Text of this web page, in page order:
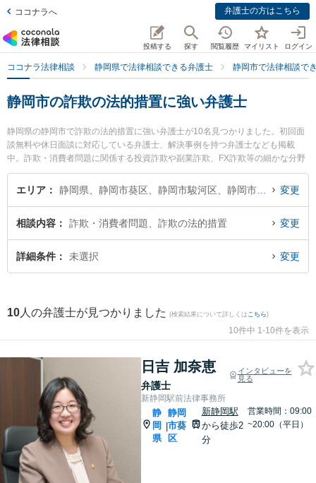
ココナラへ 弁護士の方はこちら
投稿する 探す 閲覧履歴 マイリスト ログイン
ココナラ法律相談 静岡県で法律相談できる弁護士 静岡市で法律相談で
静岡市の詐欺の法的措置に強い弁護士
静岡県の静岡市で詐欺の法的措置に強い弁護士が10名見つかりました。初回面
談無料や休日面談に対応している弁護士、解決事例を持つ弁護士なども掲載
中。詐欺・消費者問題に関係する投資詐欺や副業詐欺、FX詐欺等の細かな分野
での絞り込み検索もでき便利です。特に新静岡駅前法律事務所の日吉 加奈恵弁
護士や弁護士法人市民の森静岡第一法律事務所の西澤 美和子弁護士、静岡刑事
的措置のトラブルを今すぐに弁護士に相談したい』『詐欺の法的措置のトラブ
ル解決の実績豊富な近くの弁護士を検索したい』『初回相談無料で詐欺の法的
措置を法律相談できる静岡市内の弁護士に相談予約したい』などでお困りの相
エリア 変更
相談内容 詐欺・消費者問題、詐欺の法的措置 変更
詳細条件 未選択 変更
10 人の弁護士が見つかりました (検索結果について詳しくは こちら)
10件中 1-10件を表示
日吉 加奈恵
弁護士
インタビューを
見る
新静岡駅前法律事務所
静
岡
県
|
静岡
市葵
区
新静岡駅
から徒歩2
分
営業時間：09:00
~20:00（平日）